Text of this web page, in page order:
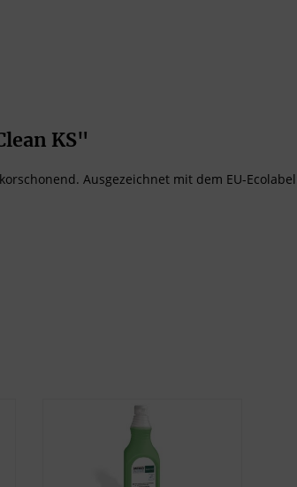
KS"
Ausgezeichnet mit dem EU-